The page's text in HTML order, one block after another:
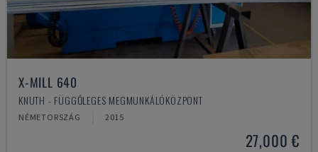
X-MILL 640
KNUTH - FÜGGŐLEGES MEGMUNKÁLÓKÖZPONT
NÉMETORSZÁG 2015
27,000 €